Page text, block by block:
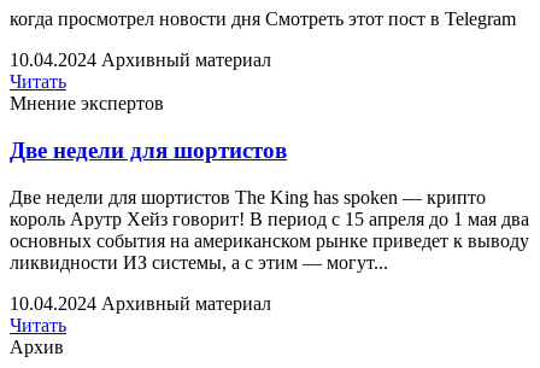
когда просмотрел новости дня Смотреть этот пост в Telegram
10.04.2024 Архивный материал
Читать
Мнение экспертов
Две недели для шортистов
Две недели для шортистов The King has spoken — крипто
король Арутр Хейз говорит! В период с 15 апреля до 1 мая два
основных события на американском рынке приведет к выводу
ликвидности ИЗ системы, а с этим — могут...
10.04.2024 Архивный материал
Читать
Архив